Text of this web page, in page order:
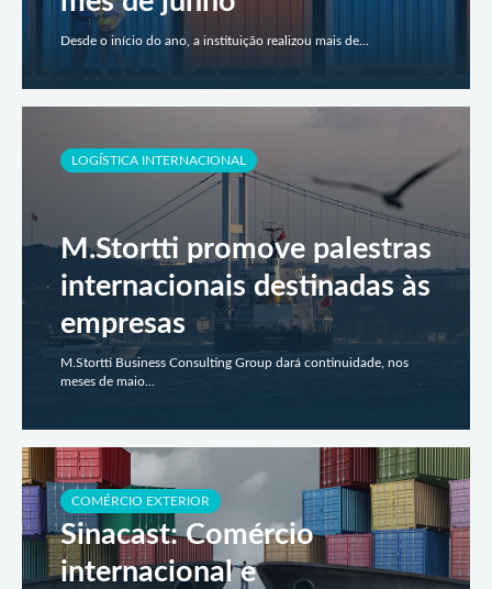
Desde o início do ano, a instituição realizou mais de...
LOGÍSTICA INTERNACIONAL
M.Stortti promove palestras
internacionais destinadas às
empresas
M.Stortti Business Consulting Group dará continuidade, nos
meses de maio...
COMÉRCIO EXTERIOR
Sinacast: Comércio
internacional e